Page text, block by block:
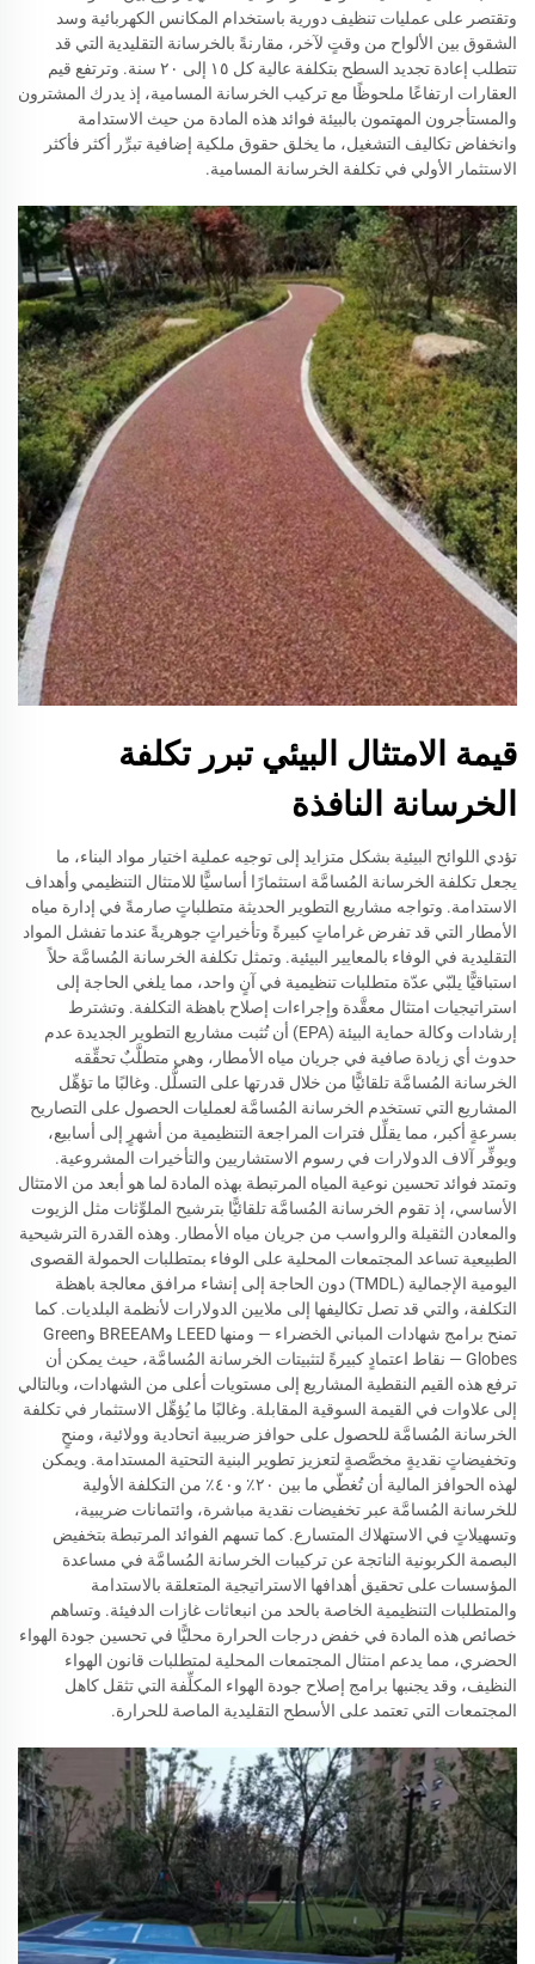
وتقتصر على عمليات تنظيف دورية باستخدام المكانس الكهربائية وسد
الشقوق بين الألواح من وقتٍ لآخر، مقارنةً بالخرسانة التقليدية التي قد
تتطلب إعادة تجديد السطح بتكلفة عالية كل ١٥ إلى ٢٠ سنة. وترتفع قيم
العقارات ارتفاعًا ملحوظًا مع تركيب الخرسانة المسامية، إذ يدرك المشترون
والمستأجرون المهتمون بالبيئة فوائد هذه المادة من حيث الاستدامة
وانخفاض تكاليف التشغيل، ما يخلق حقوق ملكية إضافية تبرِّر أكثر فأكثر
الاستثمار الأولي في تكلفة الخرسانة المسامية.
قيمة الامتثال البيئي تبرر تكلفة
الخرسانة النافذة
تؤدي اللوائح البيئية بشكل متزايد إلى توجيه عملية اختيار مواد البناء، ما
يجعل تكلفة الخرسانة المُسامَّة استثمارًا أساسيًّا للامتثال التنظيمي وأهداف
الاستدامة. وتواجه مشاريع التطوير الحديثة متطلباتٍ صارمةً في إدارة مياه
الأمطار التي قد تفرض غراماتٍ كبيرةً وتأخيراتٍ جوهريةً عندما تفشل المواد
التقليدية في الوفاء بالمعايير البيئية. وتمثل تكلفة الخرسانة المُسامَّة حلاً
استباقيًّا يلبّي عدّة متطلبات تنظيمية في آنٍ واحد، مما يلغي الحاجة إلى
استراتيجيات امتثال معقَّدة وإجراءات إصلاح باهظة التكلفة. وتشترط
إرشادات وكالة حماية البيئة (EPA) أن تُثبت مشاريع التطوير الجديدة عدم
حدوث أي زيادة صافية في جريان مياه الأمطار، وهي متطلَّبٌ تحقِّقه
الخرسانة المُسامَّة تلقائيًّا من خلال قدرتها على التسلُّل. وغالبًا ما تؤهِّل
المشاريع التي تستخدم الخرسانة المُسامَّة لعمليات الحصول على التصاريح
بسرعةٍ أكبر، مما يقلِّل فترات المراجعة التنظيمية من أشهرٍ إلى أسابيع،
ويوفِّر آلاف الدولارات في رسوم الاستشاريين والتأخيرات المشروعية.
وتمتد فوائد تحسين نوعية المياه المرتبطة بهذه المادة لما هو أبعد من الامتثال
الأساسي، إذ تقوم الخرسانة المُسامَّة تلقائيًّا بترشيح الملوِّثات مثل الزيوت
والمعادن الثقيلة والرواسب من جريان مياه الأمطار. وهذه القدرة الترشيحية
الطبيعية تساعد المجتمعات المحلية على الوفاء بمتطلبات الحمولة القصوى
اليومية الإجمالية (TMDL) دون الحاجة إلى إنشاء مرافق معالجة باهظة
التكلفة، والتي قد تصل تكاليفها إلى ملايين الدولارات لأنظمة البلديات. كما
تمنح برامج شهادات المباني الخضراء — ومنها LEED وBREEAM وGreen
Globes — نقاط اعتمادٍ كبيرةً لتثبيتات الخرسانة المُسامَّة، حيث يمكن أن
ترفع هذه القيم النقطية المشاريع إلى مستويات أعلى من الشهادات، وبالتالي
إلى علاوات في القيمة السوقية المقابلة. وغالبًا ما يُؤهِّل الاستثمار في تكلفة
الخرسانة المُسامَّة للحصول على حوافز ضريبية اتحادية وولائية، ومنحٍ
وتخفيضاتٍ نقديةٍ مخصَّصةٍ لتعزيز تطوير البنية التحتية المستدامة. ويمكن
لهذه الحوافز المالية أن تُغطّي ما بين ٢٠٪ و٤٠٪ من التكلفة الأولية
للخرسانة المُسامَّة عبر تخفيضات نقدية مباشرة، وائتمانات ضريبية،
وتسهيلاتٍ في الاستهلاك المتسارع. كما تسهم الفوائد المرتبطة بتخفيض
البصمة الكربونية الناتجة عن تركيبات الخرسانة المُسامَّة في مساعدة
المؤسسات على تحقيق أهدافها الاستراتيجية المتعلقة بالاستدامة
والمتطلبات التنظيمية الخاصة بالحد من انبعاثات غازات الدفيئة. وتساهم
خصائص هذه المادة في خفض درجات الحرارة محليًّا في تحسين جودة الهواء
الحضري، مما يدعم امتثال المجتمعات المحلية لمتطلبات قانون الهواء
النظيف، وقد يجنبها برامج إصلاح جودة الهواء المكلِّفة التي تثقل كاهل
المجتمعات التي تعتمد على الأسطح التقليدية الماصة للحرارة.